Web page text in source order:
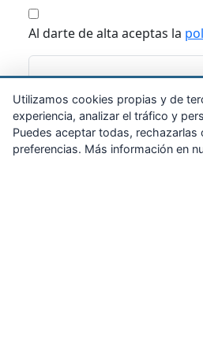
Al darte de alta aceptas la
Utilizamos cookies propias y de
experiencia, analizar el tráfico y
Puedes aceptar todas, rechazarlas
preferencias. Más información en